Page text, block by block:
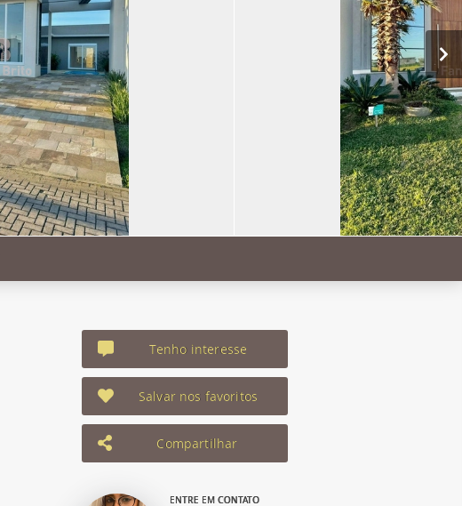
Tenho interesse
Salvar nos favoritos
Compartilhar
ENTRE EM CONTATO